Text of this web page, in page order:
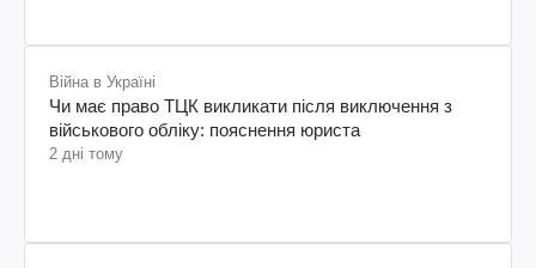
Війна в Україні
Чи має право ТЦК викликати після виключення з
військового обліку: пояснення юриста
2 дні тому